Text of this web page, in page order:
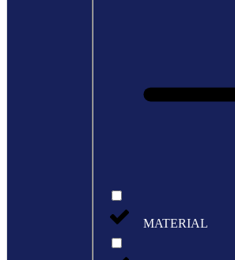
MATERIAL